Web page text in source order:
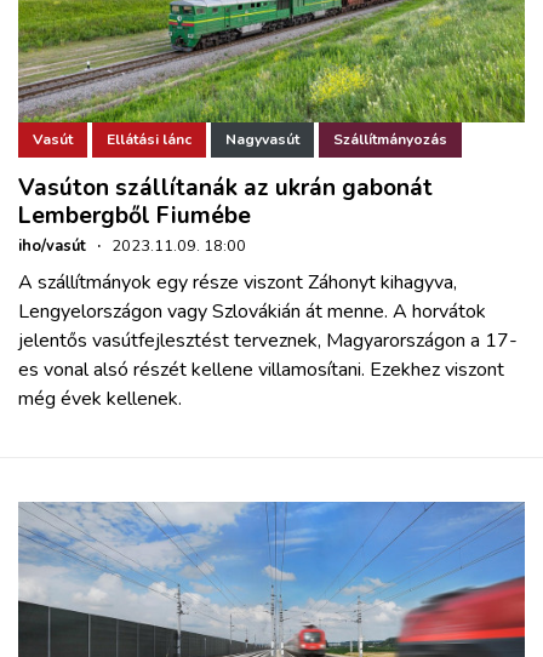
Vasút Ellátási lánc Nagyvasút Szállítmányozás
Vasúton szállítanák az ukrán gabonát
Lembergből Fiumébe
iho/vasút · 2023.11.09. 18:00
A szállítmányok egy része viszont Záhonyt kihagyva,
Lengyelországon vagy Szlovákián át menne. A horvátok
jelentős vasútfejlesztést terveznek, Magyarországon a 17-
es vonal alsó részét kellene villamosítani. Ezekhez viszont
még évek kellenek.